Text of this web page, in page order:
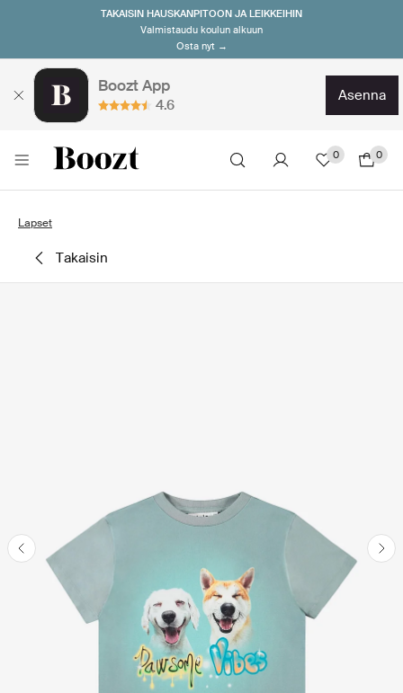
TAKAISIN HAUSKANPITOON JA LEIKKEIHIN
Valmistaudu koulun alkuun
Osta nyt →
Boozt App
4.6
asenna
0 0
Lapset
takaisin